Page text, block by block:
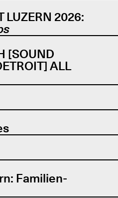
LUZERN 2026:
[SOUND
ALL
Familien-